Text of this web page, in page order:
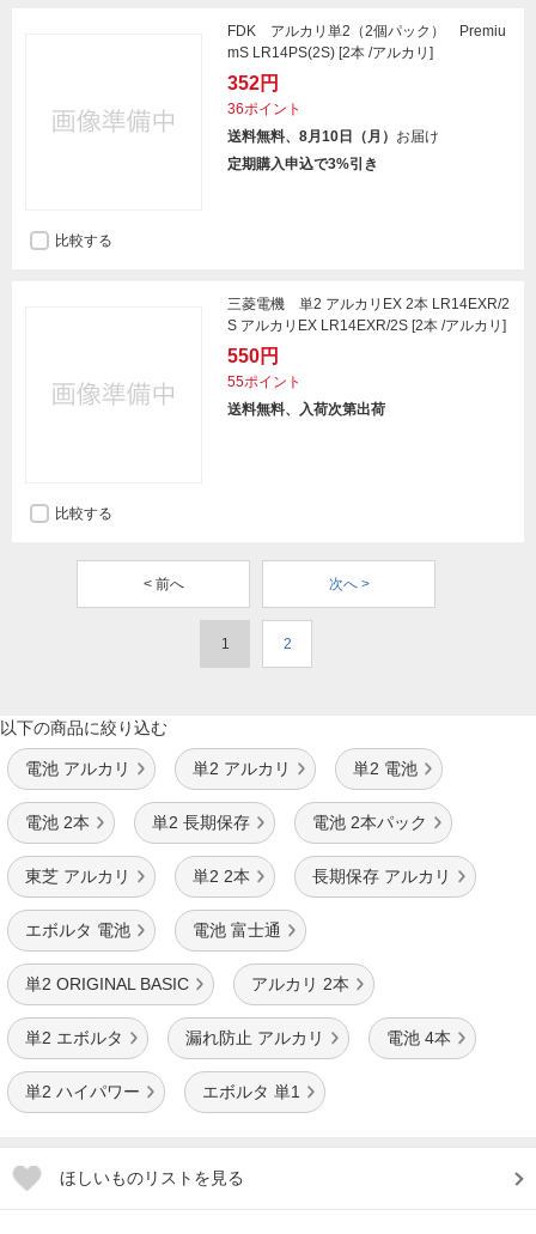
FDK アルカリ単2（2個パック） Premiu
mS LR14PS(2S) [2本 /アルカリ]
352円
36ポイント
送料無料、8月10日（月） お届け
定期購入申込で3%引き
比較する
三菱電機 単2 アルカリEX 2本 LR14EXR/2
S アルカリEX LR14EXR/2S [2本 /アルカリ]
550円
55ポイント
送料無料、入荷次第出荷
比較する
< 前へ 次へ >
1 2
以下の商品に絞り込む
電池 アルカリ 単2 アルカリ 単2 電池
電池 2本 単2 長期保存 電池 2本パック
東芝 アルカリ 単2 2本 長期保存 アルカリ
エボルタ 電池 電池 富士通
単2 ORIGINAL BASIC アルカリ 2本
単2 エボルタ 漏れ防止 アルカリ 電池 4本
単2 ハイパワー エボルタ 単1
ほしいものリストを見る